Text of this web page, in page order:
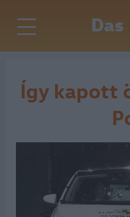
Das
Így kapott